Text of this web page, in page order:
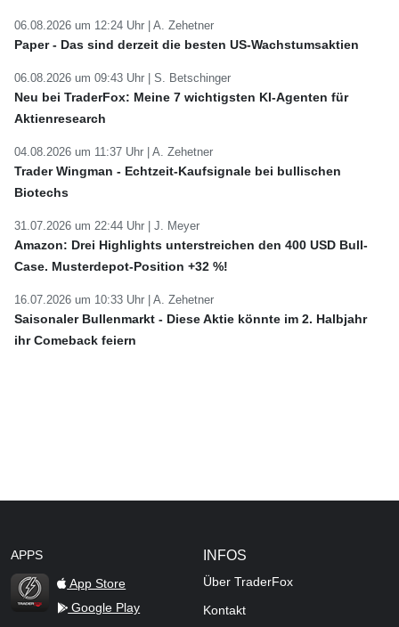
06.08.2026 um 12:24 Uhr | A. Zehetner
Paper - Das sind derzeit die besten US-Wachstumsaktien
06.08.2026 um 09:43 Uhr | S. Betschinger
Neu bei TraderFox: Meine 7 wichtigsten KI-Agenten für
Aktienresearch
04.08.2026 um 11:37 Uhr | A. Zehetner
Trader Wingman - Echtzeit-Kaufsignale bei bullischen
Biotechs
31.07.2026 um 22:44 Uhr | J. Meyer
Amazon: Drei Highlights unterstreichen den 400 USD Bull-
Case. Musterdepot-Position +32 %!
16.07.2026 um 10:33 Uhr | A. Zehetner
Saisonaler Bullenmarkt - Diese Aktie könnte im 2. Halbjahr
ihr Comeback feiern
APPS
TraderFox Flash
App Store
Google Play
INFOS
Über TraderFox
Kontakt